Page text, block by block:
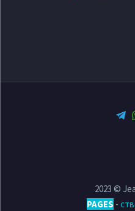
2023 ©
PAGES -